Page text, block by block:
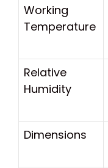
Working
Temperature
Relative
Humidity
Dimensions